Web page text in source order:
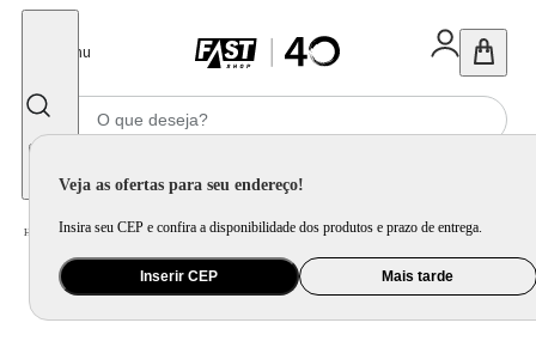
Menu
Veja as ofertas para seu endereço!
Insira seu CEP e confira a disponibilidade dos produtos e prazo de entrega.
Inserir CEP Mais tarde
Home Utilidade Doméstica Cozinha / Acessório Complementar para Cozinha